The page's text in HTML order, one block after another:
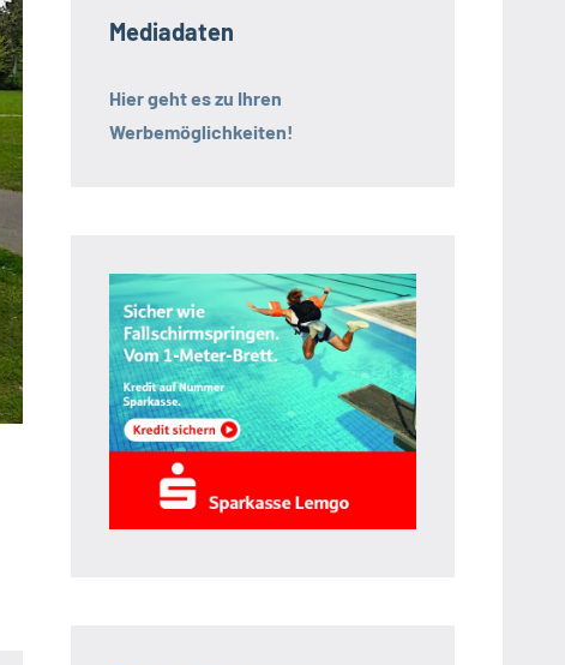
Mediadaten
Hier geht es zu Ihren
Werbemöglichkeiten!